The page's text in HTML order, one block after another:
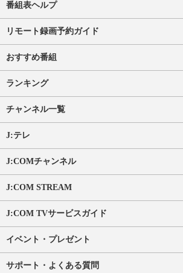
番組表ヘルプ
リモート録画予約ガイド
おすすめ番組
ランキング
チャンネル一覧
J:テレ
J:COMチャンネル
J:COM STREAM
J:COM TVサービスガイド
イベント・プレゼント
サポート・よくある質問